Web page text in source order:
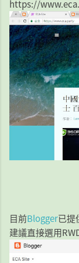
https://
目前Blogger已提
建議直接選用